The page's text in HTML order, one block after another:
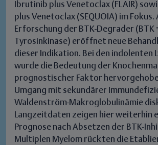
Ibrutinib plus Venetoclax (FLAIR)
plus Venetoclax (SEQUOIA) im Fokus.
Erforschung der BTK-Degrader (BTK
Tyrosinkinase) eröffnet neue
dieser Indikation. Bei den indolenten
wurde die Bedeutung der
prognostischer Faktor
Umgang mit sekundärer
Waldenström-Makroglobulinämie
Langzeitdaten zeigen hier weiterhin
Prognose nach Absetzen der BTK-
Multiplen Myelom rückten die